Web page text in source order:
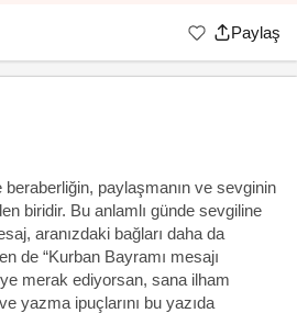
Paylaş
paylaşmanın ve sevginin
biridir. Bu anlamlı günde sevgiline
aranızdaki bağları daha da
de “Kurban Bayramı mesajı
merak ediyorsan, sana ilham
yazma ipuçlarını bu yazıda